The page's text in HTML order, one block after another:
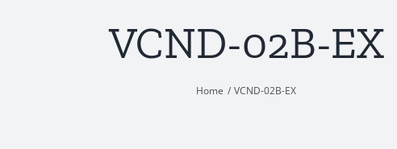
VCND-02B-EX
Home VCND-02B-EX